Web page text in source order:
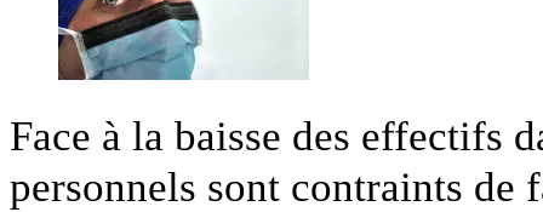
Face à la baisse des effectifs
personnels sont contraints